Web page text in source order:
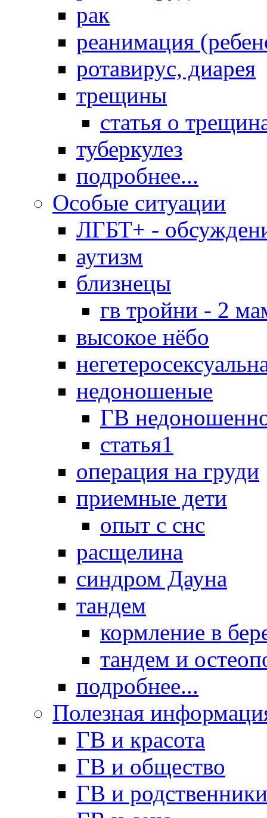
рак
реанимация
ротавирус, диарея
трещины
статья о
туберкулез
подробнее...
Особые ситуации
ЛГБТ+ -
аутизм
близнецы
гв тройни - 2
высокое нёбо
недоношеные
ГВ
статья1
операция на груди
приемные дети
опыт с снс
расщелина
синдром Дауна
тандем
кормление в
тандем и
подробнее...
Полезная
ГВ и красота
ГВ и общество
ГВ и родственники